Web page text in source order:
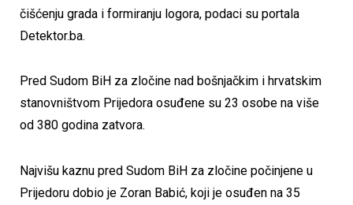
čišćenju grada i formiranju logora, podaci su portala
Detektor.ba.
Pred Sudom BiH za zločine nad bošnjačkim i hrvatskim
stanovništvom Prijedora osuđene su 23 osobe na više
od 380 godina zatvora.
Najvišu kaznu pred Sudom BiH za zločine počinjene u
Prijedoru dobio je Zoran Babić, koji je osuđen na 35